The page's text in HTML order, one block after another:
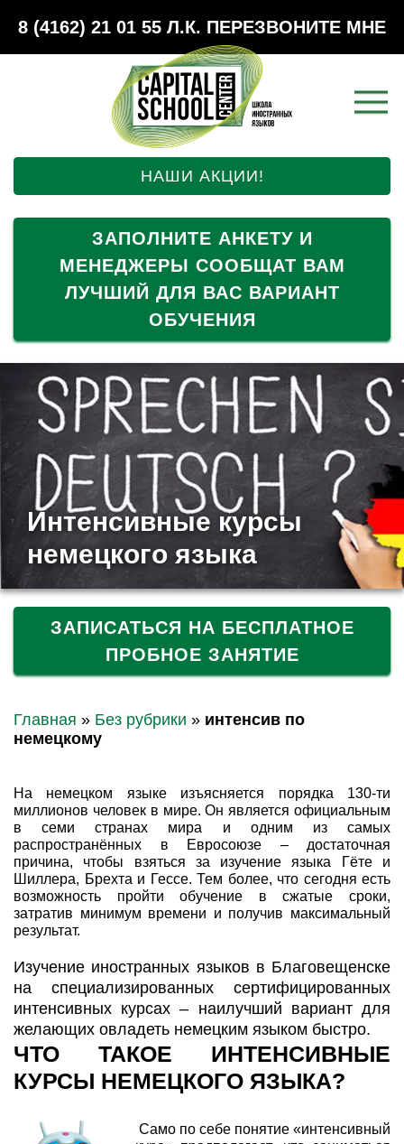
8 (4162) 21 01 55 Л.К. ПЕРЕЗВОНИТЕ МНЕ
НАШИ АКЦИИ!
ЗАПОЛНИТЕ АНКЕТУ И
МЕНЕДЖЕРЫ СООБЩАТ ВАМ
ЛУЧШИЙ ДЛЯ ВАС ВАРИАНТ
ОБУЧЕНИЯ
Интенсивные курсы
немецкого языка
ЗАПИСАТЬСЯ НА БЕСПЛАТНОЕ
ПРОБНОЕ ЗАНЯТИЕ
Главная » Без рубрики » интенсив по
немецкому
На немецком языке изъясняется порядка 130-ти
миллионов человек в мире. Он является официальным
в семи странах мира и одним из самых
распространённых в Евросоюзе – достаточная
причина, чтобы взяться за изучение языка Гёте и
Шиллера, Брехта и Гессе. Тем более, что сегодня есть
возможность пройти обучение в сжатые сроки,
затратив минимум времени и получив максимальный
результат.
Изучение иностранных языков в Благовещенске
на специализированных сертифицированных
интенсивных курсах – наилучший вариант для
желающих овладеть немецким языком быстро.
ЧТО ТАКОЕ ИНТЕНСИВНЫЕ
КУРСЫ НЕМЕЦКОГО ЯЗЫКА?
Само по себе понятие «интенсивный